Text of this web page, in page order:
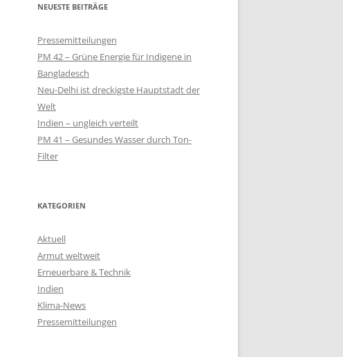
OHNE QUALM
INSELN – SOLAR-LAMPEN
DER WELT
– SCHULPROJEKT
UREINWOHNER
NEUESTE BEITRÄGE
Pressemitteilungen
PM 42 – Grüne Energie für Indigene in
Bangladesch
Neu-Delhi ist dreckigste Hauptstadt der
Welt
Indien – ungleich verteilt
PM 41 – Gesundes Wasser durch Ton-
Filter
KATEGORIEN
Aktuell
Armut weltweit
Erneuerbare & Technik
Indien
Klima-News
Pressemitteilungen